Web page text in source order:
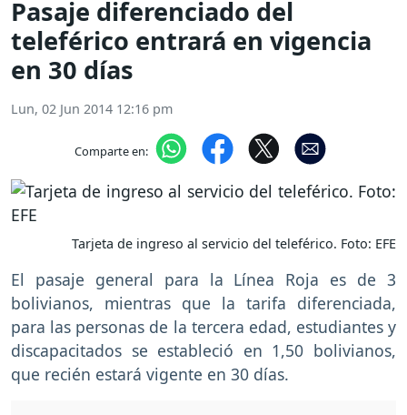
Pasaje diferenciado del
teleférico entrará en vigencia
en 30 días
Lun, 02 Jun 2014 12:16 pm
Comparte en:
Tarjeta de ingreso al servicio del teleférico. Foto: EFE
El pasaje general para la Línea Roja es de 3
bolivianos, mientras que la tarifa diferenciada,
para las personas de la tercera edad, estudiantes y
discapacitados se estableció en 1,50 bolivianos,
que recién estará vigente en 30 días.